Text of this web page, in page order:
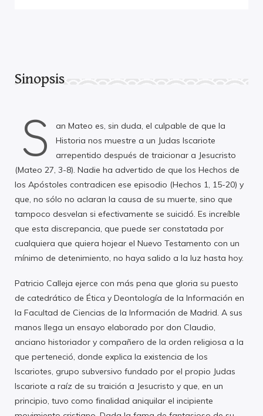
Sinopsis
S
an Mateo es, sin duda, el culpable de que la
Historia nos muestre a un Judas Iscariote
arrepentido después de traicionar a Jesucristo
(Mateo 27, 3-8). Nadie ha advertido de que los Hechos de
los Apóstoles contradicen ese episodio (Hechos 1, 15-20) y
que, no sólo no aclaran la causa de su muerte, sino que
tampoco desvelan si efectivamente se suicidó. Es increíble
que esta discrepancia, que puede ser constatada por
cualquiera que quiera hojear el Nuevo Testamento con un
mínimo de detenimiento, no haya salido a la luz hasta hoy.
Patricio Calleja ejerce con más pena que gloria su puesto
de catedrático de Ética y Deontología de la Información en
la Facultad de Ciencias de la Información de Madrid. A sus
manos llega un ensayo elaborado por don Claudio,
anciano historiador y compañero de la orden religiosa a la
que perteneció, donde explica la existencia de los
Iscariotes, grupo subversivo fundado por el propio Judas
Iscariote a raíz de su traición a Jesucristo y que, en un
principio, tuvo como finalidad aniquilar el incipiente